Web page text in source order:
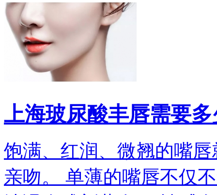
上海玻尿酸丰唇需要
饱满、红润、微翘的嘴
亲吻。 单薄的嘴唇不仅